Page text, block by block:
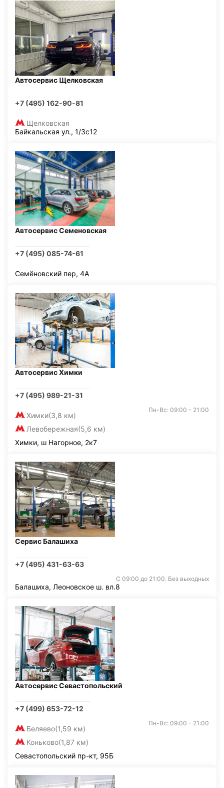
Автосервис Щелковская
+7 (495) 162-90-81
Щелковская
Байкальская ул., 1/3с12
Автосервис Семеновская
+7 (495) 085-74-61
Семёновский пер, 4А
Автосервис Химки
+7 (495) 989-21-31
Химки(3,8 км)
Левобережная(5,6 км)
Пн-Вс: 09:00 - 21:00
Химки, ш Нагорное, 2к7
Сервис Балашиха
+7 (495) 431-63-63
С 09:00 до 21:00. Без выходных
Балашиха, Леоновское ш. вл.8
Автосервис Севастопольский
+7 (499) 653-72-12
Беляево(1,59 км)
Коньково(1,87 км)
Пн-Вс: 09:00 - 21:00
Севастопольский пр-кт, 95Б